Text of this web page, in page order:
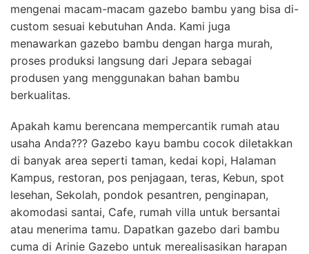
mengenai macam-macam gazebo bambu yang bisa di-
custom sesuai kebutuhan Anda. Kami juga
menawarkan gazebo bambu dengan harga murah,
proses produksi langsung dari Jepara sebagai
produsen yang menggunakan bahan bambu
berkualitas.
Apakah kamu berencana mempercantik rumah atau
usaha Anda??? Gazebo kayu bambu cocok diletakkan
di banyak area seperti taman, kedai kopi, Halaman
Kampus, restoran, pos penjagaan, teras, Kebun, spot
lesehan, Sekolah, pondok pesantren, penginapan,
akomodasi santai, Cafe, rumah villa untuk bersantai
atau menerima tamu. Dapatkan gazebo dari bambu
cuma di Arinie Gazebo untuk merealisasikan harapan